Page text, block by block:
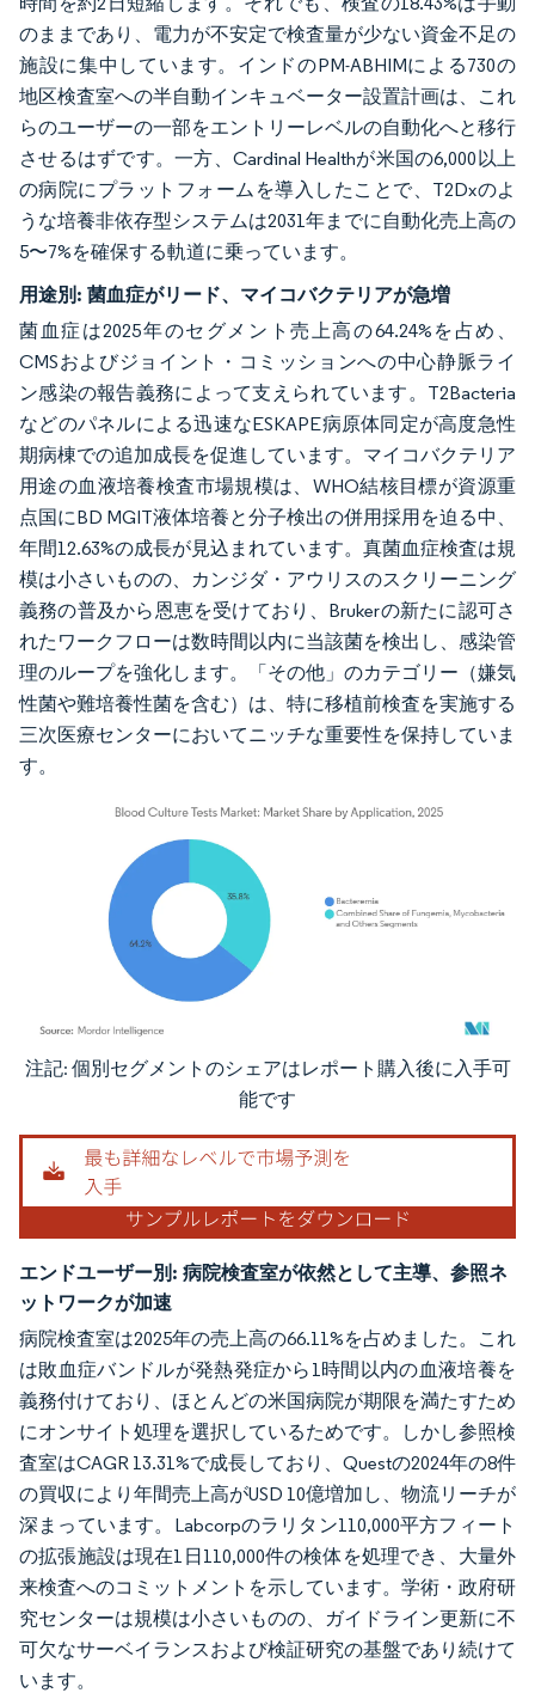
のままであり、電力が不安定で検査量が少ない資金不足の
施設に集中しています。インドのPM-ABHIMによる730の
地区検査室への半自動インキュベーター設置計画は、これ
らのユーザーの一部をエントリーレベルの自動化へと移行
させるはずです。一方、Cardinal Healthが米国の6,000以上
の病院にプラットフォームを導入したことで、T2Dxのよ
うな培養非依存型システムは2031年までに自動化売上高の
5〜7%を確保する軌道に乗っています。
用途別: 菌血症がリード、マイコバクテリアが急増
菌血症は2025年のセグメント売上高の64.24%を占め、
CMSおよびジョイント・コミッションへの中心静脈ライ
ン感染の報告義務によって支えられています。T2Bacteria
などのパネルによる迅速なESKAPE病原体同定が高度急性
期病棟での追加成長を促進しています。マイコバクテリア
用途の血液培養検査市場規模は、WHO結核目標が資源重
点国にBD MGIT液体培養と分子検出の併用採用を迫る中、
年間12.63%の成長が見込まれています。真菌血症検査は規
模は小さいものの、カンジダ・アウリスのスクリーニング
義務の普及から恩恵を受けており、Brukerの新たに認可さ
れたワークフローは数時間以内に当該菌を検出し、感染管
理のループを強化します。「その他」のカテゴリー（嫌気
性菌や難培養性菌を含む）は、特に移植前検査を実施する
三次医療センターにおいてニッチな重要性を保持していま
す。
画像 © Mordor Intelligence。再利用にはCC BY 4.0の表示が必要です。
注記: 個別セグメントのシェアはレポート購入後に入手可
能です
エンドユーザー別: 病院検査室が依然として主導、参照ネ
ットワークが加速
病院検査室は2025年の売上高の66.11%を占めました。これ
は敗血症バンドルが発熱発症から1時間以内の血液培養を
義務付けており、ほとんどの米国病院が期限を満たすため
にオンサイト処理を選択しているためです。しかし参照検
査室はCAGR 13.31%で成長しており、Questの2024年の8件
の買収により年間売上高がUSD 10億増加し、物流リーチが
深まっています。Labcorpのラリタン110,000平方フィート
の拡張施設は現在1日110,000件の検体を処理でき、大量外
来検査へのコミットメントを示しています。学術・政府研
究センターは規模は小さいものの、ガイドライン更新に不
可欠なサーベイランスおよび検証研究の基盤であり続けて
います。